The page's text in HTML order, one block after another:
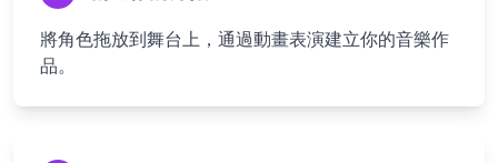
將角色拖放到舞台上，通過動畫表演建立你的音樂作
品。